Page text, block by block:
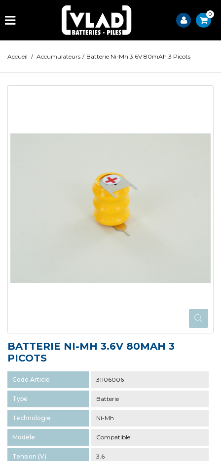
0
Accueil / Accumulateurs / Batterie Ni-Mh 3.6V 80mAh 3 Picots
BATTERIE NI-MH 3.6V 80MAH 3
PICOTS
Code Article 31106006
Type Batterie
Technologie Ni-Mh
Modèle Compatible
Tension (V) 3.6